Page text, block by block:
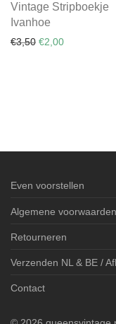
Vintage Stripboekje
Ivanhoe
€3,50 Original price
€2,00Current
Even voorstellen
Algemene voorwaarden
Retourneren
Verzenden NL & BE /
Contact